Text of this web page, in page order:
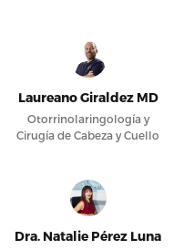
Laureano Giraldez MD
Otorrinolaringología y
Cirugía de Cabeza y Cuello
Dra. Natalie Pérez Luna